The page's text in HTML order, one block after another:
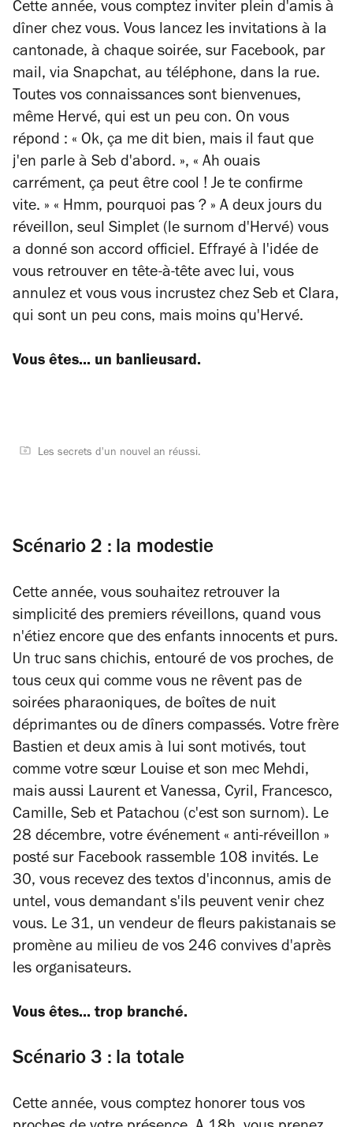
Cette année, vous comptez inviter plein d'amis à
dîner chez vous. Vous lancez les invitations à la
cantonade, à chaque soirée, sur Facebook, par
mail, via Snapchat, au téléphone, dans la rue.
Toutes vos connaissances sont bienvenues,
même Hervé, qui est un peu con. On vous
répond : « Ok, ça me dit bien, mais il faut que
j'en parle à Seb d'abord. », « Ah ouais
carrément, ça peut être cool ! Je te confirme
vite. » « Hmm, pourquoi pas ? » A deux jours du
réveillon, seul Simplet (le surnom d'Hervé) vous
a donné son accord officiel. Effrayé à l'idée de
vous retrouver en tête-à-tête avec lui, vous
annulez et vous vous incrustez chez Seb et Clara,
qui sont un peu cons, mais moins qu'Hervé.
Vous êtes... un banlieusard.
Les secrets d'un nouvel an réussi.
Scénario 2 : la modestie
Cette année, vous souhaitez retrouver la
simplicité des premiers réveillons, quand vous
n'étiez encore que des enfants innocents et purs.
Un truc sans chichis, entouré de vos proches, de
tous ceux qui comme vous ne rêvent pas de
soirées pharaoniques, de boîtes de nuit
déprimantes ou de dîners compassés. Votre frère
Bastien et deux amis à lui sont motivés, tout
comme votre sœur Louise et son mec Mehdi,
mais aussi Laurent et Vanessa, Cyril, Francesco,
Camille, Seb et Patachou (c'est son surnom). Le
28 décembre, votre événement « anti-réveillon »
posté sur Facebook rassemble 108 invités. Le
30, vous recevez des textos d'inconnus, amis de
untel, vous demandant s'ils peuvent venir chez
vous. Le 31, un vendeur de fleurs pakistanais se
promène au milieu de vos 246 convives d'après
les organisateurs.
Vous êtes... trop branché.
Scénario 3 : la totale
Cette année, vous comptez honorer tous vos